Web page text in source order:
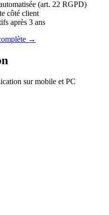
(art. 22 RGPD)
côté client
après 3 ans
→
sur mobile et PC